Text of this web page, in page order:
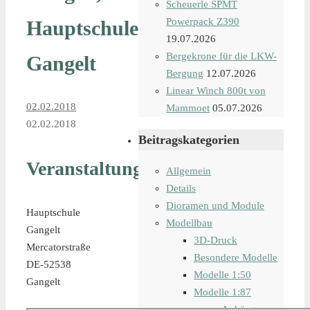
Hauptschule
Gangelt
02.02.2018
02.02.2018
Veranstaltungsort
Hauptschule
Gangelt
Mercatorstraße
DE-52538
Gangelt
Scheuerle SPMT
Powerpack Z390
19.07.2026
Bergekrone für die LKW-
Bergung 12.07.2026
Linear Winch 800t von
Mammoet 05.07.2026
Beitragskategorien
Allgemein
Details
Dioramen und Module
Modellbau
3D-Druck
Besondere Modelle
Modelle 1:50
Modelle 1:87